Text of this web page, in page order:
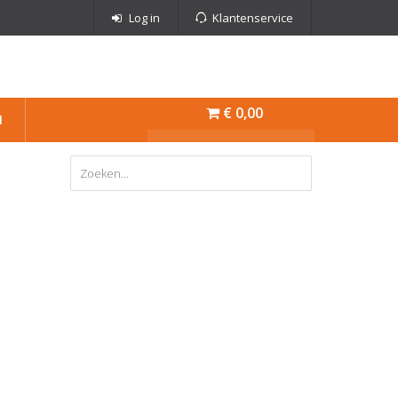
Log in Klantenservice
€ 0,00